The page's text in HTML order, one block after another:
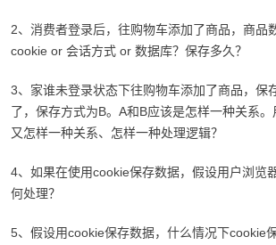
2、消费者登录后，往购物车添加了商品，商品
cookie or 会话方式 or 数据库？保存多久？
3、家谁未登录状态下往购物车添加了商品，保
了，保存方式为B。A和B应该是怎样一种关系
又怎样一种关系、怎样一种处理逻辑？
4、如果在使用cookie保存数据，假设用户浏览
何处理？
5、假设用cookie保存数据，什么情况下cookie